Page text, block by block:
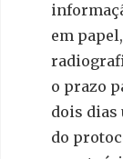
em
o prazo
dois dias
do